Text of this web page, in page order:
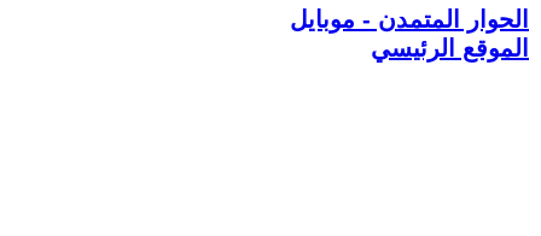
الحوار المتمدن - موبايل
الموقع الرئيسي